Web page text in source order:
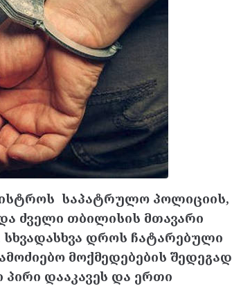
საპატრულო პოლიციის,
ძველი თბილისის მთავარი
დროს ჩატარებული
მოქმედებების შედეგად
დააკავეს და ერთი